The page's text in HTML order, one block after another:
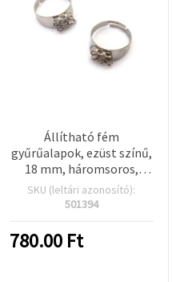
Állítható fém
gyűrűalapok, ezüst színű,
18 mm, háromsoros,
tripla fésűs - 10 db
SKU (leltári azonosító):
501394
780.00 Ft